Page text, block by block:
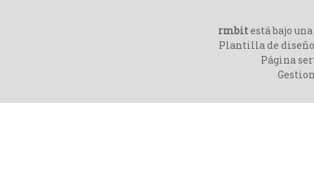
rmbitestá bajo una
Plantilla de
Página